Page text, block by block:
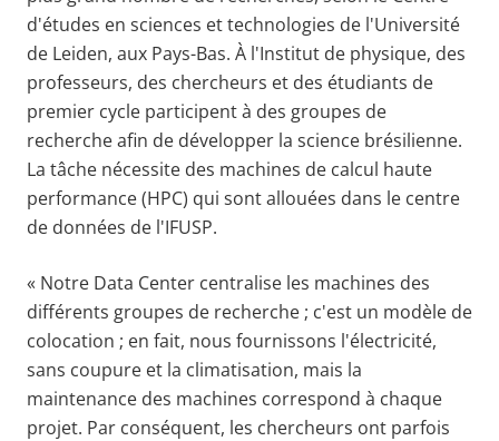
d'études en sciences et technologies de l'Université
de Leiden, aux Pays-Bas. À l'Institut de physique, des
professeurs, des chercheurs et des étudiants de
premier cycle participent à des groupes de
recherche afin de développer la science brésilienne.
La tâche nécessite des machines de calcul haute
performance (HPC) qui sont allouées dans le centre
de données de l'IFUSP.
« Notre Data Center centralise les machines des
différents groupes de recherche ; c'est un modèle de
colocation ; en fait, nous fournissons l'électricité,
sans coupure et la climatisation, mais la
maintenance des machines correspond à chaque
projet. Par conséquent, les chercheurs ont parfois